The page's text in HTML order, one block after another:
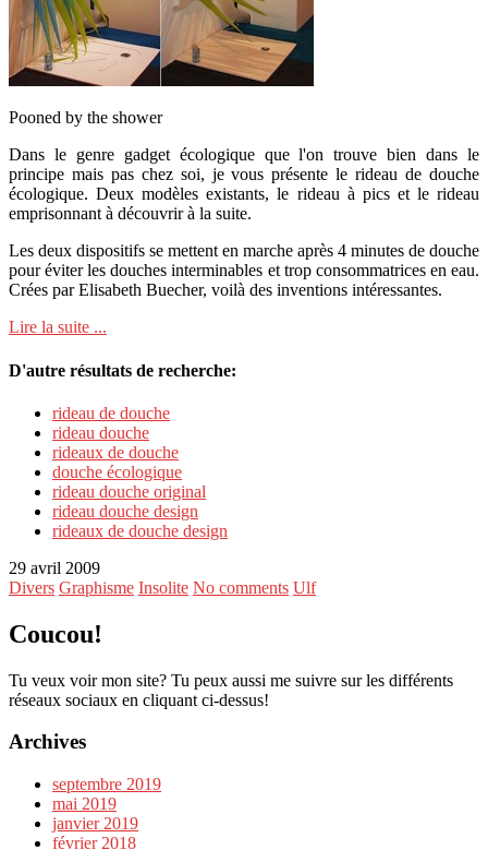
Pooned by the shower
Dans le genre gadget écologique que l'on trouve bien dans le
principe mais pas chez soi, je vous présente le rideau de douche
écologique. Deux modèles existants, le rideau à pics et le rideau
emprisonnant à découvrir à la suite.
Les deux dispositifs se mettent en marche après 4 minutes de douche
pour éviter les douches interminables et trop consommatrices en eau.
Crées par Elisabeth Buecher, voilà des inventions intéressantes.
Lire la suite ...
D'autre résultats de recherche:
rideau de douche
rideau douche
rideaux de douche
douche écologique
rideau douche original
rideau douche design
rideaux de douche design
29 avril 2009
Divers Graphisme Insolite No comments Ulf
Coucou!
Tu veux voir mon site? Tu peux aussi me suivre sur les différents
réseaux sociaux en cliquant ci-dessus!
Archives
septembre 2019
mai 2019
janvier 2019
février 2018